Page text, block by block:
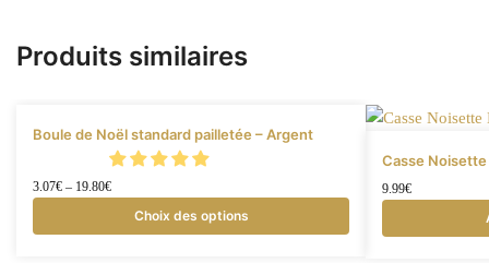
Produits similaires
Boule de Noël standard pailletée – Argent
3.07€ – 19.80€
Choix des options
Casse Noisette
9.99€